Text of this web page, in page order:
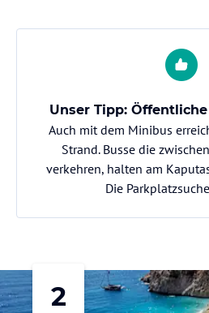
Unser Tipp:
Auch mit dem Minibus
Strand. Busse die
verkehren, halten am
Die
2